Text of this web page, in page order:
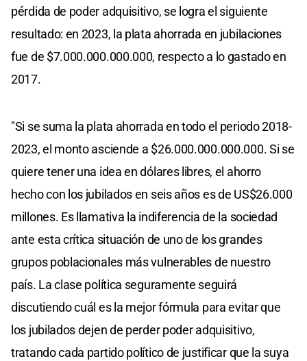
pérdida de poder adquisitivo, se logra el siguiente
resultado: en 2023, la plata ahorrada en jubilaciones
fue de $7.000.000.000.000, respecto a lo gastado en
2017.
"Si se suma la plata ahorrada en todo el periodo 2018-
2023, el monto asciende a $26.000.000.000.000. Si se
quiere tener una idea en dólares libres, el ahorro
hecho con los jubilados en seis años es de US$26.000
millones. Es llamativa la indiferencia de la sociedad
ante esta crítica situación de uno de los grandes
grupos poblacionales más vulnerables de nuestro
país. La clase política seguramente seguirá
discutiendo cuál es la mejor fórmula para evitar que
los jubilados dejen de perder poder adquisitivo,
tratando cada partido político de justificar que la suya